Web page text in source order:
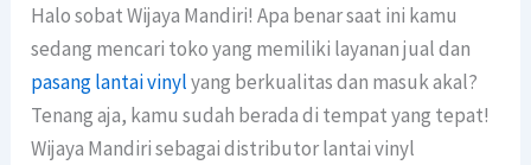
Halo sobat Wijaya Mandiri! Apa benar saat ini kamu
sedang mencari toko yang memiliki layanan jual dan
pasang lantai vinylyang berkualitas dan masuk akal?
Tenang aja, kamu sudah berada di tempat yang tepat!
Wijaya Mandiri sebagai distributor lantai vinyl